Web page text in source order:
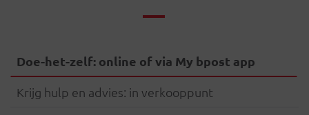
Doe-het-zelf: online of via My bpost app
Krijg hulp en advies: in verkooppunt